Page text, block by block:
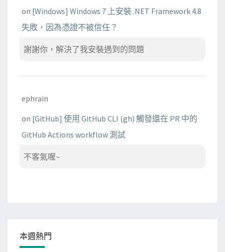
on [Windows] Windows 7 上安裝 .NET Framework 4.8
失敗，因為憑證不被信任？
謝謝你，解決了我安裝遇到的問題
ephrain
on [GitHub] 使用 GitHub CLI (gh) 觸發還在 PR 中的
GitHub Actions workflow 測試
不客氣喔~
本週熱門